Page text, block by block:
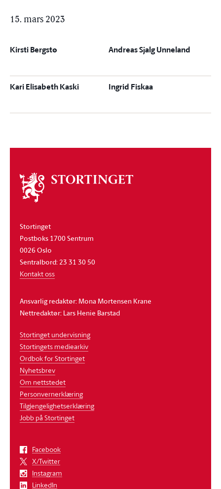
15. mars 2023
Kirsti Bergstø Andreas Sjalg Unneland
Kari Elisabeth Kaski Ingrid Fiskaa
Om
stortinget
Stortinget
Postboks 1700 Sentrum
0026 Oslo
Sentralbord: 23 31 30 50
Kontakt oss
Ansvarlig redaktør: Mona Mortensen Krane
Nettredaktør: Lars Henie Barstad
Stortinget undervisning
Stortingets mediearkiv
Ordbok for Stortinget
Nyhetsbrev
Om nettstedet
Personvernerklæring
Tilgjengelighetserklæring
Jobb på Stortinget
Facebook
X/Twitter
Instagram
LinkedIn